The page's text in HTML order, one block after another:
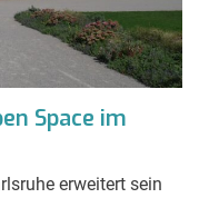
Space im
erweitert sein